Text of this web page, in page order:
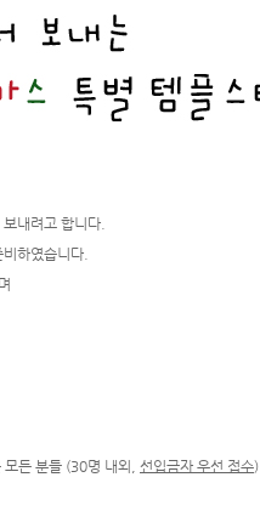
내려고 합니다.
하였습니다.
든 분들 (30명 내외, 선입금자 우선 접수)